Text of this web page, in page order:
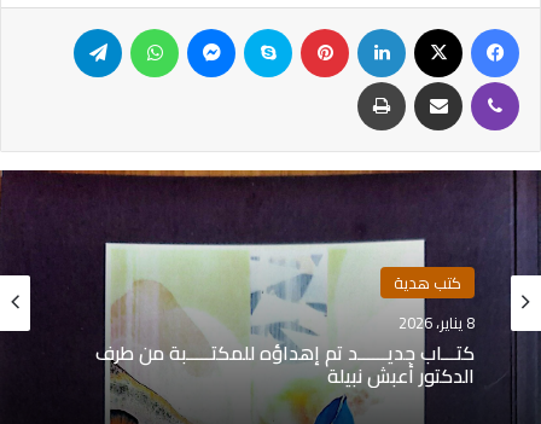
كتب هدية
8 يناير، 2026
كتـــاب جديــــــد تم إهداؤه للمكتـــــبة من طرف
الدكتور أعبش نبيلة